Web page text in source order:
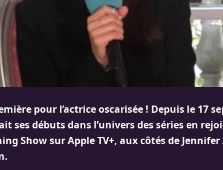
pour l’actrice oscarisée ! Depuis le 17
ses débuts dans l’univers des séries en
Show sur Apple TV+, aux côtés de